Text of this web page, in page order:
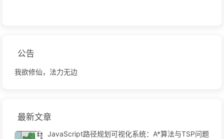
公告
我欲修仙，法力无边
最新文章
JavaScript路径规划可视化系统：A*算法与TSP问题